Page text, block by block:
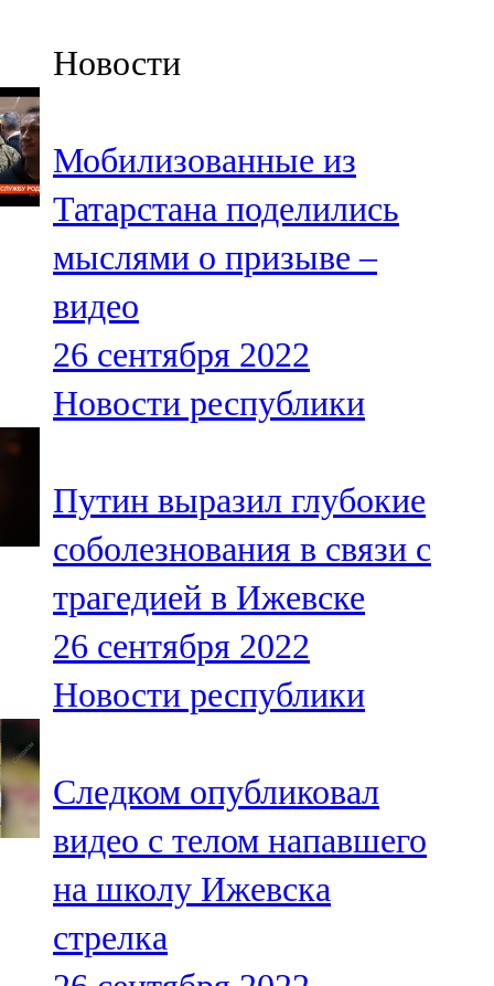
91,5 FM
106,1 FM
Кама тамагы
71,51 FM
Кукмара
107,9 FM
Лениногорский
Мамадыш
106,2 FM
Минзәлә
107,3 FM
Мөслим
Нурлат
104,7 FM
Олы Әтнә
71,42 FM
Новости
Мобилизованные из
Татарстана поделились
мыслями о призыве –
видео
26 сентября 2022
Новости республики
Путин выразил глубокие
соболезнования в связи с
трагедией в Ижевске
26 сентября 2022
Новости республики
Следком опубликовал
видео с телом напавшего
на школу Ижевска
стрелка